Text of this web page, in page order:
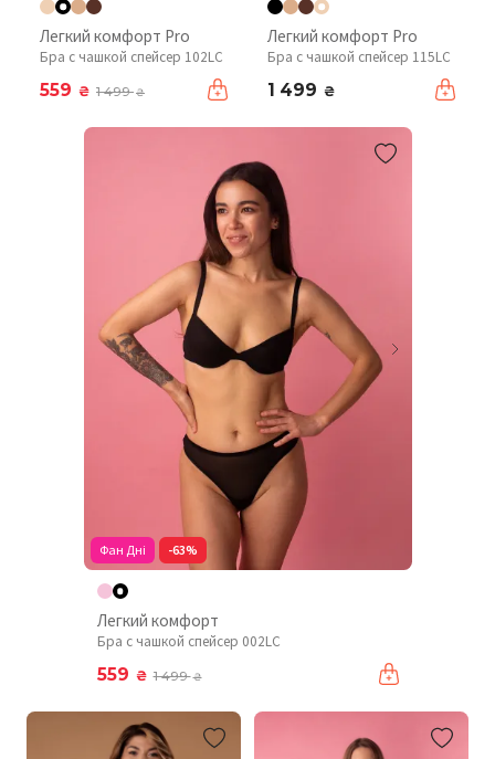
Легкий комфорт Pro
Бра с чашкой спейсер 102LC
559 ₴ 1 499₴
Легкий комфорт Pro
Бра с чашкой спейсер 115LC
1 499 ₴
Фан Дні -63%
Легкий комфорт
Бра с чашкой спейсер 002LC
559 ₴ 1 499₴